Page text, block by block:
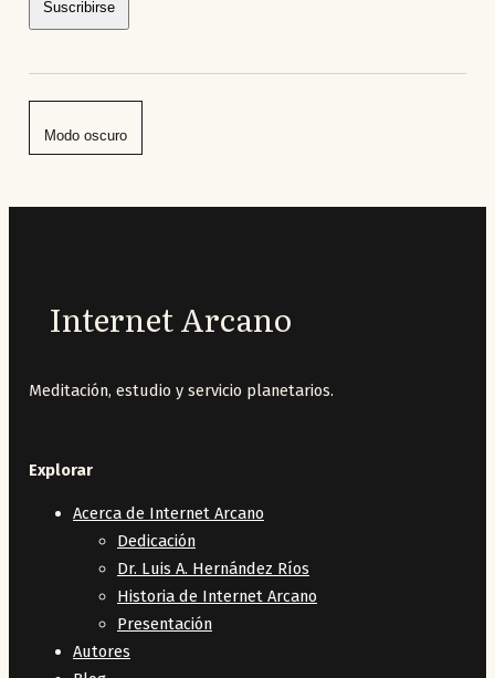
Suscribirse
Modo oscuro
Internet Arcano
Meditación, estudio y servicio planetarios.
Explorar
Acerca de Internet Arcano
Dedicación
Dr. Luis A. Hernández Ríos
Historia de Internet Arcano
Presentación
Autores